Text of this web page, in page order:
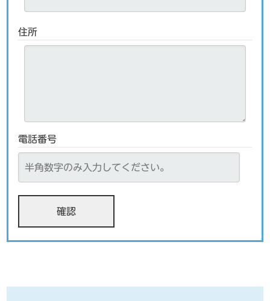
住所
電話番号